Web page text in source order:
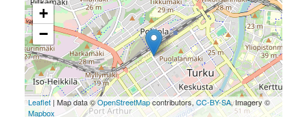
+
−
Leaflet| Map data ©OpenStreetMapcontributors,CC-BY-SA, Imagery ©
Mapbox